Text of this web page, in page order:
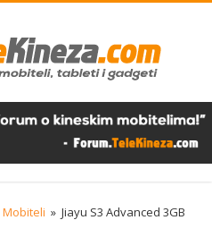
Mobiteli » Jiayu S3 Advanced 3GB